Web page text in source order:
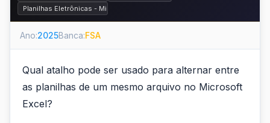
Planilhas Eletrônicas - Microsoft Excel e BrOffice.org Calc
Ano:2025Banca:FSA
Qual atalho pode ser usado para alternar entre
as planilhas de um mesmo arquivo no Microsoft
Excel?